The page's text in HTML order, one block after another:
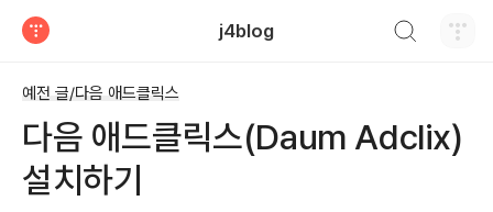
j4blog
예전 글/다음 애드클릭스
다음 애드클릭스(Daum Adclix)
설치하기